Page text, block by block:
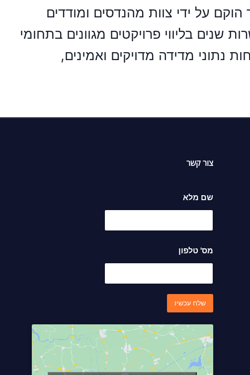
על ידי צוות מהנדסים ומודדים
שנים בליווי פרויקטים מגוונים בתחומי
נתוני מדידה מדויקים ואמינים,
צור קשר
ס
'
ם
ל
פ
ו
שם מלא
מס' טלפון
שלח עכשיו